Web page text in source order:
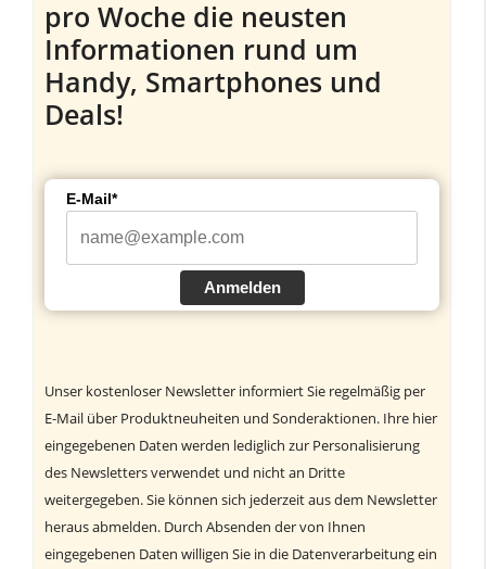
pro Woche die neusten
Informationen rund um
Handy, Smartphones und
Deals!
E-Mail*
Anmelden
Unser kostenloser Newsletter informiert Sie regelmäßig per
E-Mail über Produktneuheiten und Sonderaktionen. Ihre hier
eingegebenen Daten werden lediglich zur Personalisierung
des Newsletters verwendet und nicht an Dritte
weitergegeben. Sie können sich jederzeit aus dem Newsletter
heraus abmelden. Durch Absenden der von Ihnen
eingegebenen Daten willigen Sie in die Datenverarbeitung ein